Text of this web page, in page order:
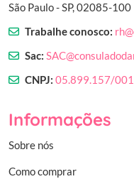
São Paulo - SP, 02085-100
Trabalhe conosco:
Sac:
CNPJ: 05.899.157/
Informações
Sobre nós
Como comprar